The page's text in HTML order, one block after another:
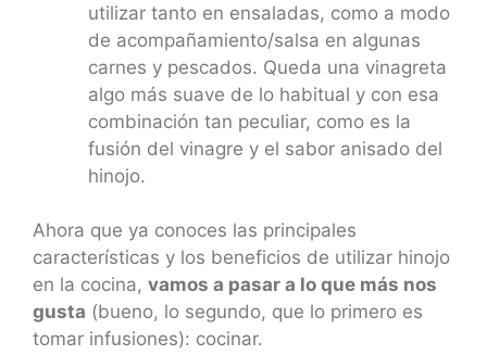
utilizar tanto en ensaladas, como a modo
de acompañamiento/salsa en algunas
carnes y pescados. Queda una vinagreta
algo más suave de lo habitual y con esa
combinación tan peculiar, como es la
fusión del vinagre y el sabor anisado del
hinojo.
Ahora que ya conoces las principales
características y los beneficios de utilizar hinojo
en la cocina, vamos a pasar a lo que más nos
gusta (bueno, lo segundo, que lo primero es
tomar infusiones): cocinar.